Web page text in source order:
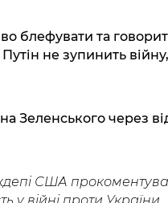
блефувати та
не зупинить
Зеленського через
США
у війні проти України.